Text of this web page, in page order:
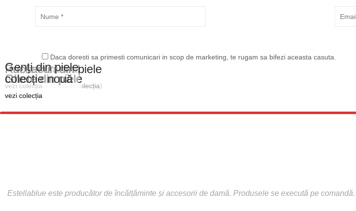
Pantofi Casual
din piele naturală ( vezi colecția)
Plicuri din piele
vezi colecția
Rucsacuri din piele
vezi colecția
Ghete din piele
vezi colecția
Genți din piele
colecție nouă
vezi colecția
Daca doresti sa primesti comunicari in scop de marketing, te rugam sa bifezi aceasta casuta.
Estellablue este producător de încălțăminte și accesorii de damă. Produsele se execută pe comandă.